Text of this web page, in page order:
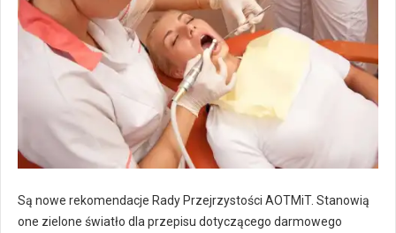
Są nowe rekomendacje Rady Przejrzystości AOTMiT. Stanowią
one zielone światło dla przepisu dotyczącego darmowego